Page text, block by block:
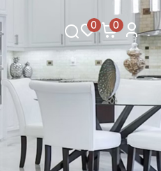
0 0